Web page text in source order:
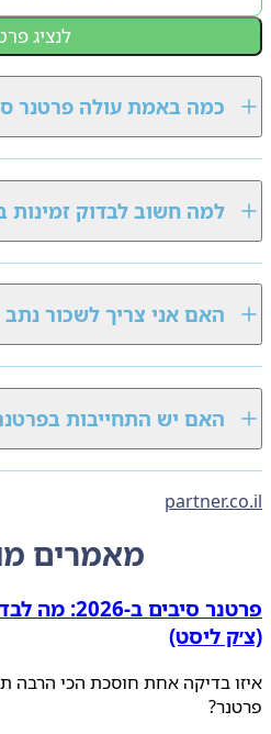
לנציג פרטנר
כמה באמת עולה פרטנר
למה חשוב לבדוק זמינות
האם אני צריך לשכור נתב
האם יש התחייבות בפרטנר
מאמרים
פרטנר סיבים
ליסט)
בדיקה אחת חוסכת הכי הרבה